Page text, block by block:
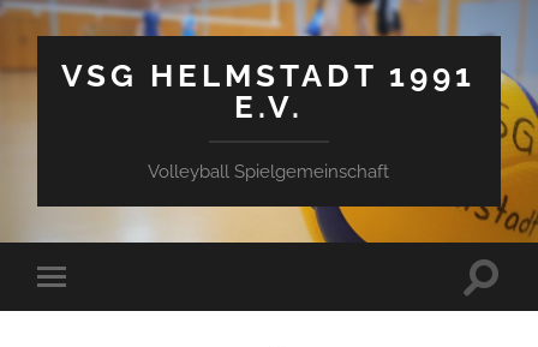
VSG HELMSTADT 1991
E.V.
Volleyball Spielgemeinschaft
Mobile-
Menü